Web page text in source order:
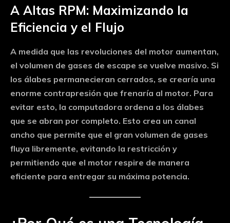
A Altas RPM: Maximizando la
Eficiencia y el Flujo
A medida que las revoluciones del motor aumentan,
el volumen de gases de escape se vuelve masivo. Si
los álabes permanecieran cerrados, se crearía una
enorme contrapresión que frenaría al motor. Para
evitar esto, la computadora ordena a los álabes
que se abran por completo. Esto crea un canal
ancho que permite que el gran volumen de gases
fluya libremente, evitando la restricción y
permitiendo que el motor respire de manera
eficiente para entregar su máxima potencia.